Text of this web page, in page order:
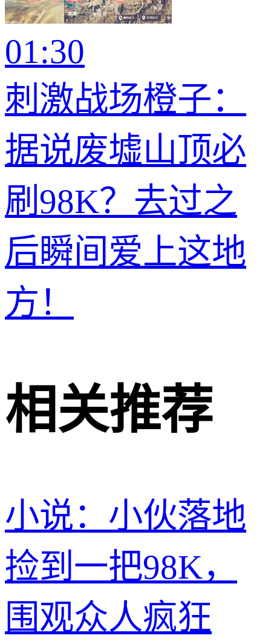
01:30
刺激战场橙子：
据说废墟山顶必
刷98K？去过之
后瞬间爱上这地
方！
相关推荐
小说：小伙落地
捡到一把98K，
围观众人疯狂